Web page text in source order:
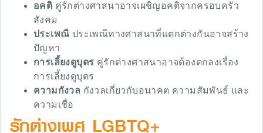
อคติ คู่รักต่างศาสนาอาจเผชิญอคติจากครอบครัว
สังคม
ประเพณี ประเพณีทางศาสนาที่แตกต่างกันอาจสร้าง
ปัญหา
การเลี้ยงดูบุตร คู่รักต่างศาสนาอาจต้องตกลงเรื่อง
การเลี้ยงดูบุตร
ความกังวล กังวลเกี่ยวกับอนาคต ความสัมพันธ์ และ
ความเชื่อ
รักต่างเพศ LGBTQ+